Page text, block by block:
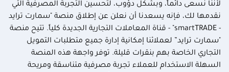
لأننا نسعى دائماً، وبشكل دؤوب، لتحسين التجربة المصرفية التي
نقدمها لك، فإنه يسعدنا أن نعلن عن إطلاق منصة "سمارت ترايد
- smartTRADE" - قناة المعاملات التجارية الجديدة كلياً. تتيح منصة
"سمارت ترايد” لعملائنا إمكانية إدارة جميع متطلبات التمويل
التجاري الخاصة بهم بنقرات قليلة. توفر واجهة هذه المنصة
السهلة الاستخدام للعملاء تجربة مصرفية متناسقة ومريحة